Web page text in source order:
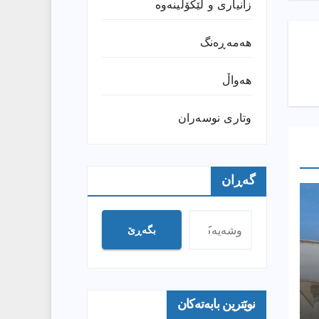
زانیارى و لێکۆڵینەوە
هەمەڕەنگ
هەواڵ
وتارى نوسەران
گەڕان
بگەڕێ
نوێترین بابەتەکان